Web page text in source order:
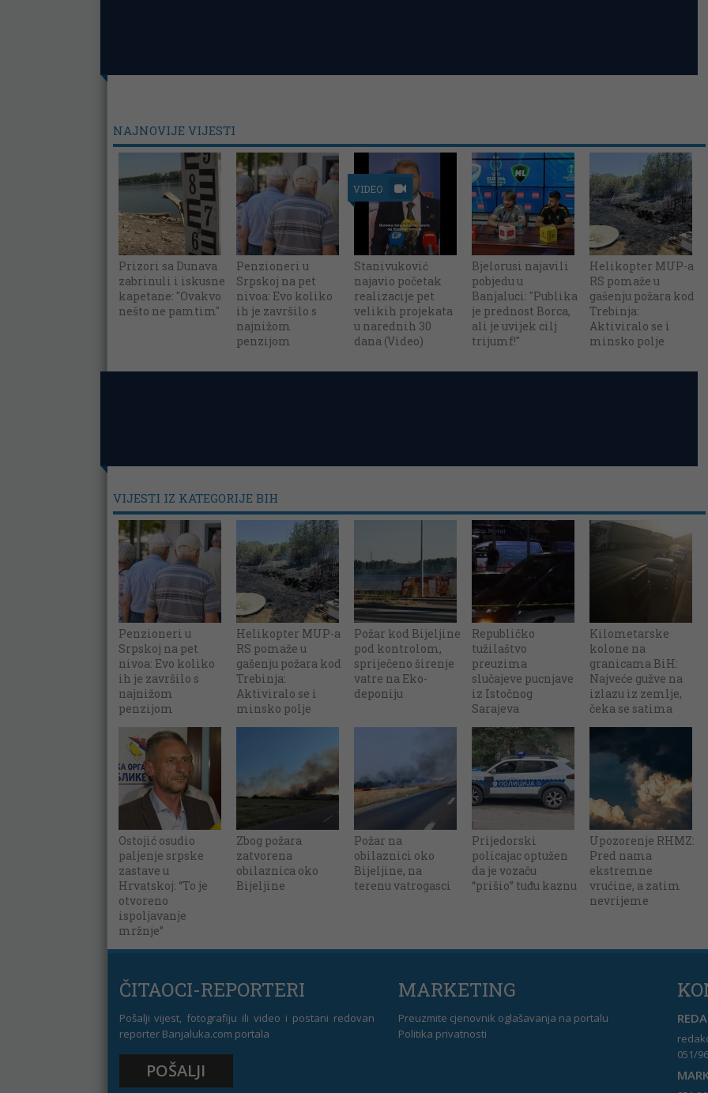
NAJNOVIJE VIJESTI
Prizori sa Dunava
zabrinuli i iskusne
kapetane: "Ovakvo
nešto ne pamtim"
Penzioneri u
Srpskoj na pet
nivoa: Evo koliko
ih je završilo s
najnižom
penzijom
VIDEO
Stanivuković
najavio početak
realizacije pet
velikih projekata
u narednih 30
dana (Video)
Bjelorusi najavili
pobjedu u
Banjaluci: "Publika
je prednost Borca,
ali je uvijek cilj
trijumf!"
Helikopter MUP-a
RS pomaže u
gašenju požara kod
Trebinja:
Aktiviralo se i
minsko polje
VIJESTI IZ KATEGORIJE BIH
Penzioneri u
Srpskoj na pet
nivoa: Evo koliko
ih je završilo s
najnižom
penzijom
Helikopter MUP-a
RS pomaže u
gašenju požara kod
Trebinja:
Aktiviralo se i
minsko polje
Požar kod Bijeljine
pod kontrolom,
spriječeno širenje
vatre na Eko-
deponiju
Republičko
tužilaštvo
preuzima
slučajeve pucnjave
iz Istočnog
Sarajeva
Kilometarske
kolone na
granicama BiH:
Najveće gužve na
izlazu iz zemlje,
čeka se satima
Ostojić osudio
paljenje srpske
zastave u
Hrvatskoj: “To je
otvoreno
ispoljavanje
mržnje”
Zbog požara
zatvorena
obilaznica oko
Bijeljine
Požar na
obilaznici oko
Bijeljine, na
terenu vatrogasci
Prijedorski
policajac optužen
da je vozaču
“prišio” tuđu kaznu
Upozorenje RHMZ:
Pred nama
ekstremne
vrućine, a zatim
nevrijeme
ČITAOCI-REPORTERI
Pošalji vijest, fotografiju ili video i postani redovan
reporter Banjaluka.com portala
POŠALJI
MARKETING
Preuzmite cjenovnik oglašavanja na portalu
Politika privatnosti
051/